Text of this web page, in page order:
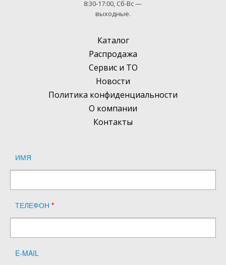
8:30-17:00, Сб-Вс —
выходные.
Каталог
Распродажа
Сервис и ТО
Новости
Политика конфиденциальности
О компании
Контакты
ИМЯ
ТЕЛЕФОН *
E-MAIL